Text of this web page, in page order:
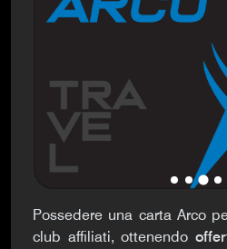
Possedere una carta Arco
club affiliati, ottenendo